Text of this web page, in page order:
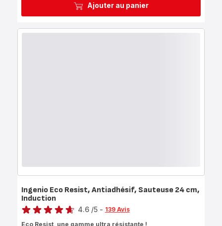
Ajouter au panier
Ingenio Eco Resist, Antiadhésif, Sauteuse 24 cm,
Induction
Note
4.6 /5 - 139 Avis
Eco Resist, une gamme ultra résistante !